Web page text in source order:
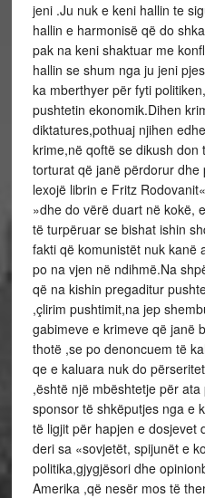
jeni .Ju nuk e keni hallin te
hallin e harmonisë që do
pak na keni shaktuar me
hallin se shum nga ju jeni
ka mberthyer për fyti
pushtetin ekonomik.Dihen
diktatures,pothuaj njihen
krime,në qoftë se dikush don
torturat që janë përdorur
lexojë librin e Fritz
»dhe do vërë duart në kokë,
të turpëruar se bishat ishin
fakti që komunistët nuk kanë
po na vjen në ndihmë.Na
që na kishin pregaditur
,çlirim pushtimit,na jep
gabimeve e krimeve që janë
thotë ,se po denoncuem të
qe e kaluara nuk do
,është një mbështetje për
sponsor të shkëputjes nga e
të ligjit për hapjen e dosjevet
deri sa «sovjetët, spijunët e
politika,gjygjësori dhe
Amerika ,që nesër mos të